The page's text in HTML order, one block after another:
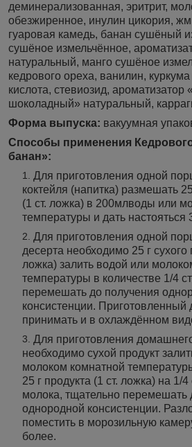
деминерализованная, эритрит,
обезжиренное, инулин цикория,
гуаровая камедь, банан сушёный
сушёное измельчённое,
натуральный, манго сушёное
кедрового ореха, ванилин,
кислота, стевиозид, ароматизатор
шоколадный» натуральный,
Форма выпуска: вакуумная
Способы применения
банан»:
Для приготовления одной
коктейля (напитка) размешать
(1 ст. ложка) в 200млводы или
температуры и дать настояться
Для приготовления одной
десерта необходимо 25 г сухого
ложка) залить водой или
температуры в количестве 1/4
перемешать до получения
консистенции. Приготовленный
принимать и в охлаждённом
Для приготовления
необходимо сухой продукт
молоком комнатной
25 г продукта (1 ст. ложка) на 1/
молока, тщательно перемешать
однородной консистенции.
поместить в морозильную
более.